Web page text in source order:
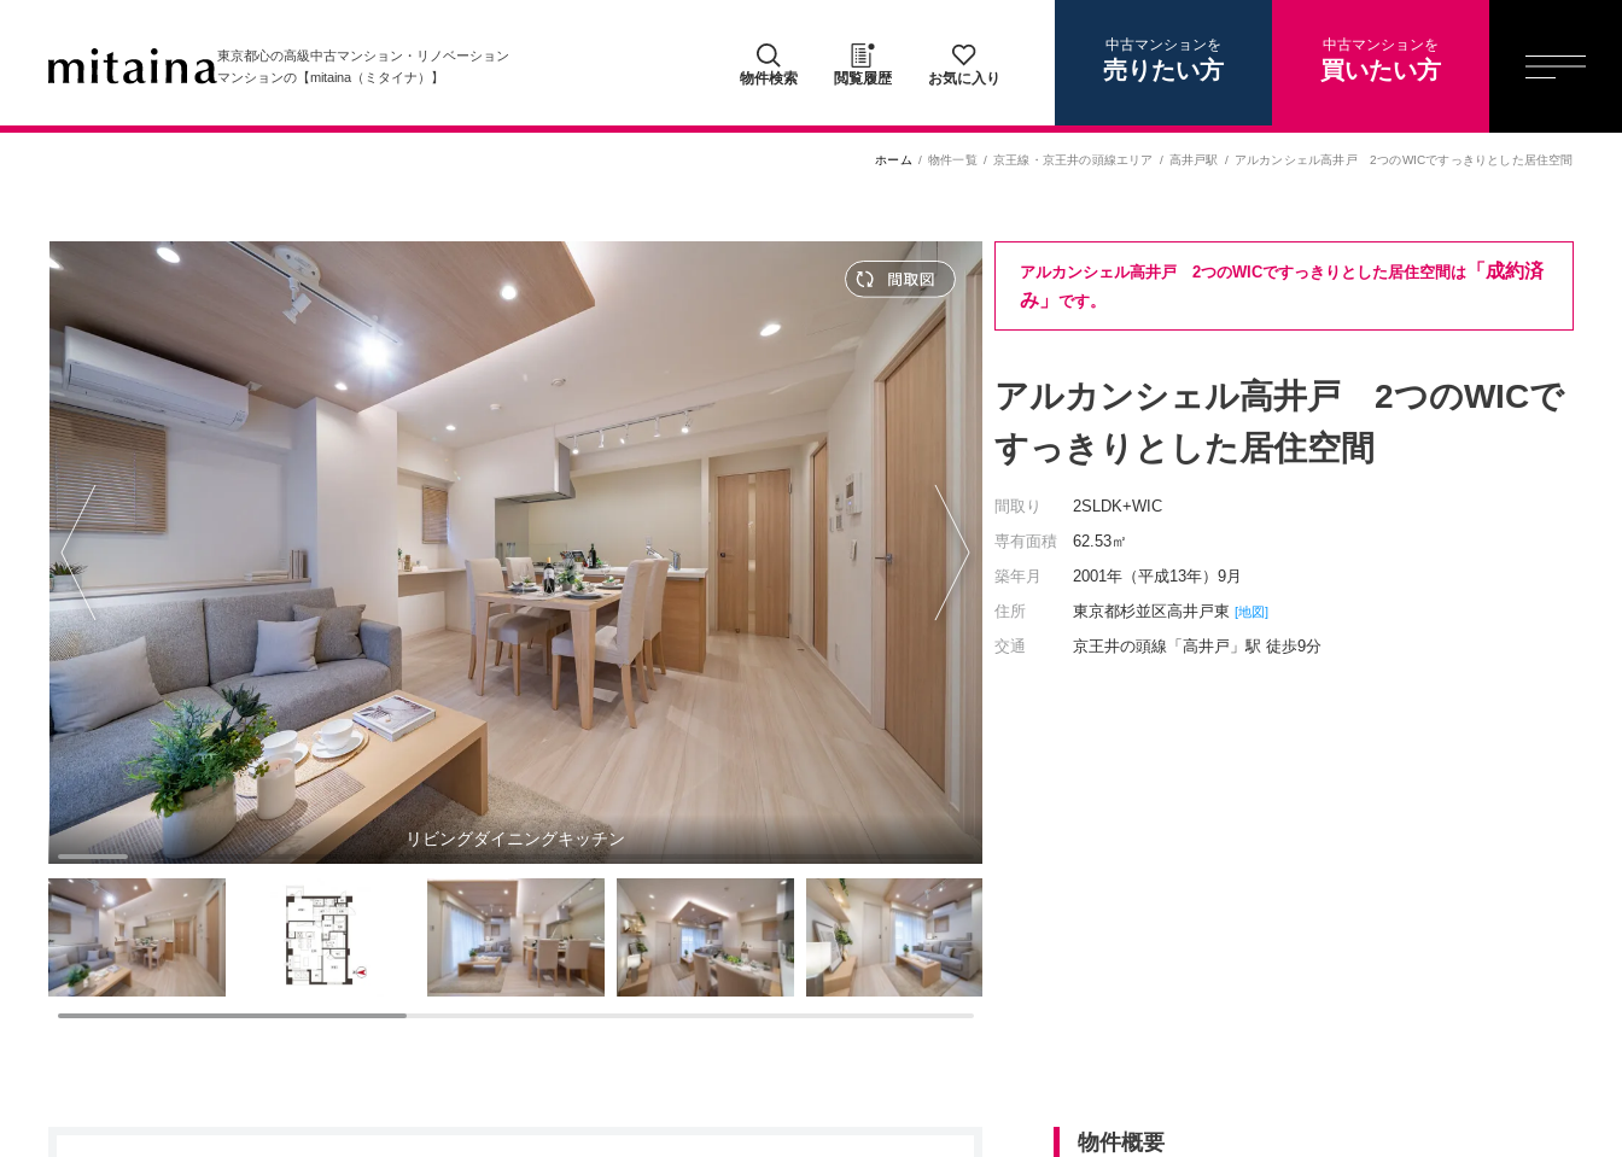
東京都心の高級中古マンション・リノベーション
マンションの【mitaina（ミタイナ）】
物件検索 閲覧履歴 お気に入り
中古マンションを
売りたい方
中古マンションを
買いたい方
ホーム 物件一覧 京王線・京王井の頭線エリア 高井戸駅 アルカンシェル高井戸 2つのWICですっきりとした居住空間
リビングダイニングキッチン
アルカンシェル高井戸 2つのWICですっきりとした居住空間は「成約済
み」 です。
アルカンシェル高井戸 2つのWICで
すっきりとした居住空間
間取り
2SLDK+WIC
専有面積
62.53㎡
築年月
2001年（平成13年）9月
住所
東京都杉並区高井戸東 [地図]
交通 京王井の頭線「高井戸」駅 徒歩9分
物件概要